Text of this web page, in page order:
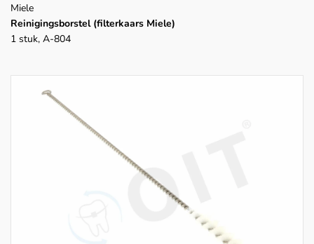
Miele
Reinigingsborstel (filterkaars Miele)
1 stuk, A-804